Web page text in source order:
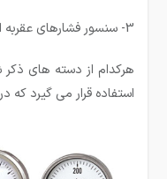
3- سنسور فشارهای عقربه ای (مانومتر)
هرکدام از دسته های
استفاده قرار می گیرد که